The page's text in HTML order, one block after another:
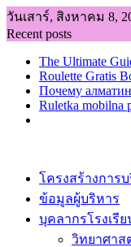
Skip
to
content
วันเสาร์, สิงหาคม 8,
Recent posts
The Ultimate
Roulette Gratis
Почему
Ruletka mobilna
โครงสร้างการ
ข้อมูลผู้บริหาร
บุคลากรโรงเรีย
วิทยาศาส